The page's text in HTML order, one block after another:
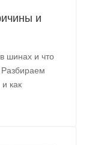
и
шинах и что
Разбираем
как